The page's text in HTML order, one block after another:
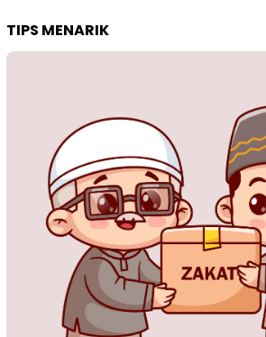
TIPS MENARIK